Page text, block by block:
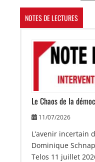
NOTES DE LECTURES
Image
Le Chaos de la
11/07/2026
L’avenir incertain
Dominique
Telos 11 juillet